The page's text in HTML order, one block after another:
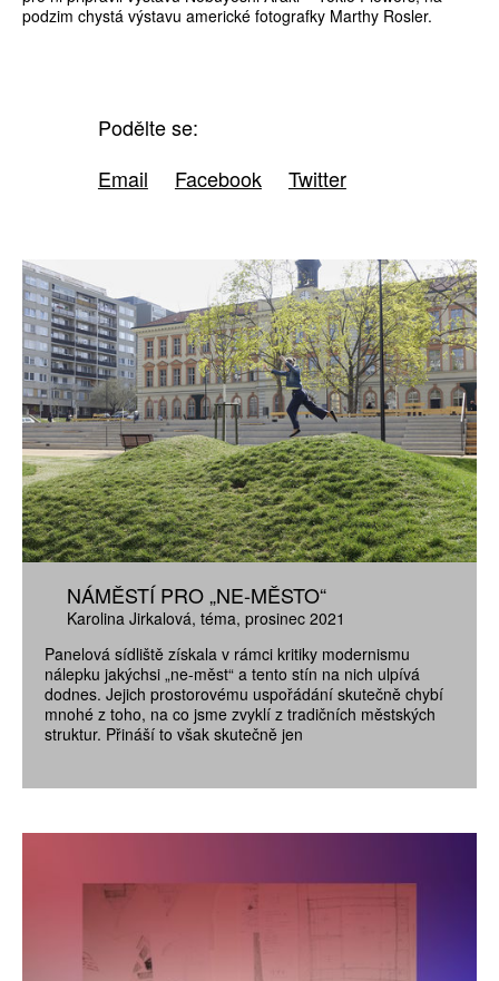
podzim chystá výstavu americké fotografky Marthy Rosler.
Podělte se:
Email
Facebook Twitter
NÁMĚSTÍ PRO „NE-MĚSTO“
Karolina Jirkalová téma prosinec 2021
Panelová sídliště získala v rámci kritiky modernismu
nálepku jakýchsi „ne-měst“ a tento stín na nich ulpívá
dodnes. Jejich prostorovému uspořádání skutečně chybí
mnohé z toho, na co jsme zvyklí z tradičních městských
struktur. Přináší to však skutečně jen